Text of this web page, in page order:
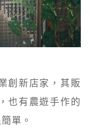
創新店家，其販
也有農遊手作的
單。